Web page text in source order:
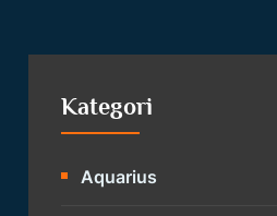
Kategori
Aquarius